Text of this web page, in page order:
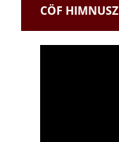
CÖF HIMNUSZ